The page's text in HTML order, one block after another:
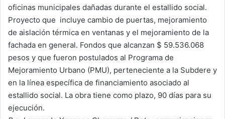
oficinas municipales dañadas durante el estallido social.
Proyecto que incluye cambio de puertas, mejoramiento
de aislación térmica en ventanas y el mejoramiento de la
fachada en general. Fondos que alcanzan $ 59.536.068
pesos y que fueron postulados al Programa de
Mejoramiento Urbano (PMU), perteneciente a la Subdere y
en la línea específica de financiamiento asociado al
estallido social. La obra tiene como plazo, 90 días para su
ejecución.